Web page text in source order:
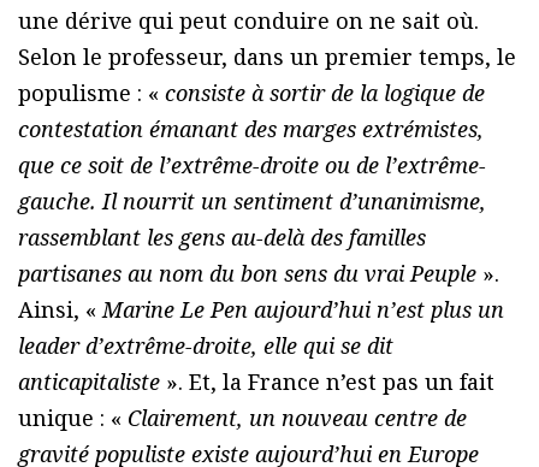
une dérive qui peut conduire on ne sait où.
Selon le professeur, dans un premier temps, le
populisme : « consiste à sortir de la logique de
contestation émanant des marges extrémistes,
que ce soit de l’extrême-droite ou de l’extrême-
gauche. Il nourrit un sentiment d’unanimisme,
rassemblant les gens au-delà des familles
partisanes au nom du bon sens du vrai Peuple ».
Ainsi, «Marine Le Pen aujourd’hui n’est plus un
leader d’extrême-droite, elle qui se dit
anticapitaliste ». Et, la France n’est pas un fait
unique : « Clairement, un nouveau centre de
gravité populiste existe aujourd’hui en Europe